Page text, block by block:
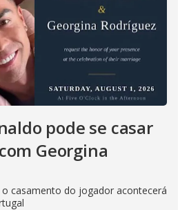
pode se casar
Georgina
casamento do jogador acontecerá